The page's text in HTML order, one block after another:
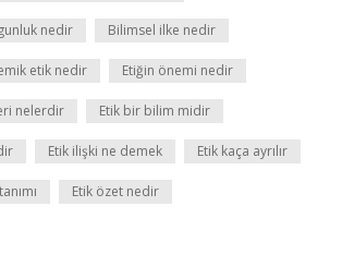
nedir Bilimsel ilke nedir
etik nedir Etiğin önemi nedir
nelerdir Etik bir bilim midir
Etik ilişki ne demek Etik kaça ayrılır
Etik özet nedir